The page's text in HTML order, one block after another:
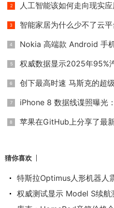
人工智能该如何走向现实
智能家居为什么少不了云平
Nokia 高端款 Android 手
权威数据显示2025年95%汽
创下最高时速 马斯克的超
iPhone 8 数据线谍照曝光
苹果在GitHub上分享了最新
猜你喜欢
特斯拉Optimus人形机器人
权威测试显示 Model S续